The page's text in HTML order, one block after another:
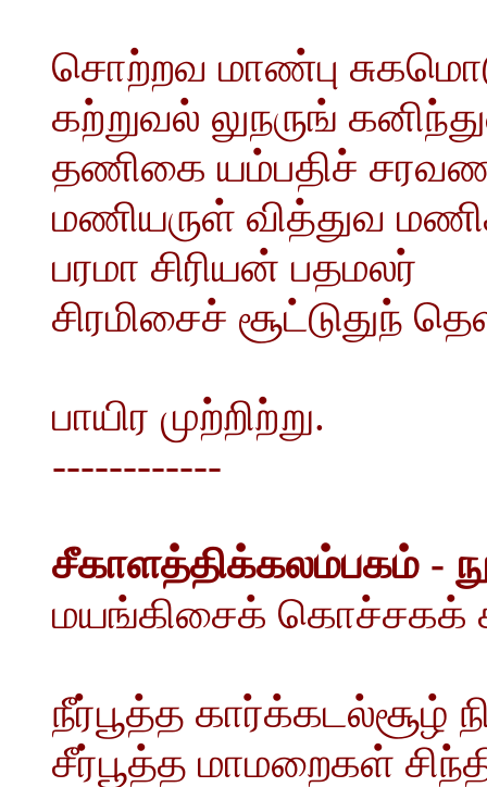
சொற்றவ மாண்பு
கற்றுவல் லுநருங்
தணிகை யம்பதிச்
மணியருள் வித்துவ
பரமா சிரியன் பதமலர்
சிரமிசைச் சூட்டுதுந்
பாயிர முற்றிற்று.
------------
சீகாளத்திக்கலம்பகம் -
மயங்கிசைக் கொச்சகக்
நீர்பூத்த கார்க்கடல்சூழ்
சீர்பூத்த மாமறைகள்